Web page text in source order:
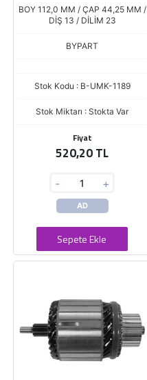
OCTAVIA 1.6 -2.0 CCW
BOY 112,0 MM / ÇAP 44,25 MM /
DİŞ 13 / DİLİM 23
BYPART
Stok Kodu : B-UMK-1189
Stok Miktarı : Stokta Var
Fiyat
520,20 TL
- +
AD
Sepete Ekle